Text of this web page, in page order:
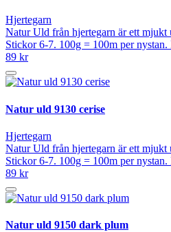
Hjertegarn
Natur Uld från hjertegarn är ett
Stickor 6-7. 100g = 100m per nystan.
89 kr
Natur uld 9130 cerise
Hjertegarn
Natur Uld från hjertegarn är ett
Stickor 6-7. 100g = 100m per nystan.
89 kr
Natur uld 9150 dark plum